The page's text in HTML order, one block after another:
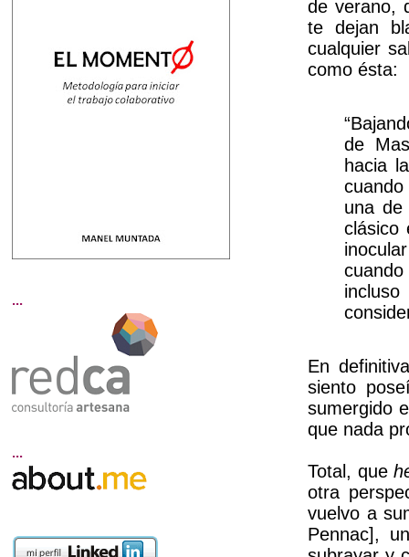
de verano,
te dejan
cualquier
como ésta:
de
hacia
una de
clásico
En
siento
sumergido
que nada
Total, que
otra
vuelvo a
Pennac],
...
...